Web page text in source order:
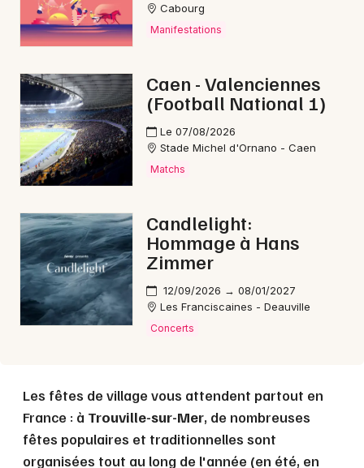
14 - Calvados
Choisir mes départements
Mon email
Je m'abonne
Cabourg
Manifestations
Caen - Valenciennes
(Football National 1)
Le 07/08/2026
Stade Michel d'Ornano - Caen
Matchs
Candlelight:
Hommage à Hans
Zimmer
12/09/2026 → 08/01/2027
Les Franciscaines - Deauville
Concerts
Les fêtes de village vous attendent partout en
France : à Trouville-sur-Mer, de nombreuses
fêtes populaires et traditionnelles sont
organisées tout au long de l'année (en été, en